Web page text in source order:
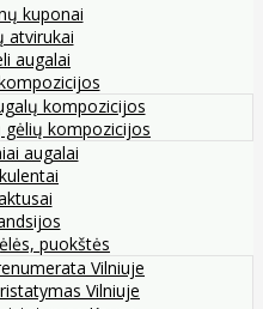
kuponai
atvirukai
augalai
kompozicijos
gėlių kompozicijos
augalai
puokštės
Vilniuje
Vilniuje